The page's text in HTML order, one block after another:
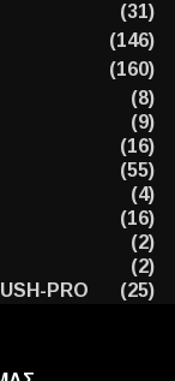
(31)
(146)
(160)
(8)
(9)
(16)
(55)
(4)
(16)
(2)
(2)
PRO
(25)